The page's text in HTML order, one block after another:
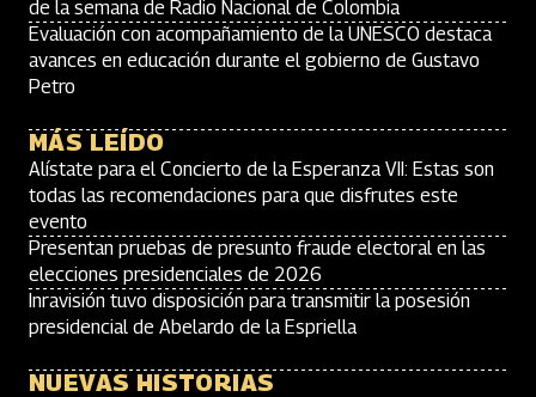
de la semana de Radio Nacional de Colombia
Evaluación con acompañamiento de la UNESCO destaca
avances en educación durante el gobierno de Gustavo
Petro
MÁS LEÍDO
Alístate para el Concierto de la Esperanza VII: Estas son
todas las recomendaciones para que disfrutes este
evento
Presentan pruebas de presunto fraude electoral en las
elecciones presidenciales de 2026
Inravisión tuvo disposición para transmitir la posesión
presidencial de Abelardo de la Espriella
NUEVAS HISTORIAS